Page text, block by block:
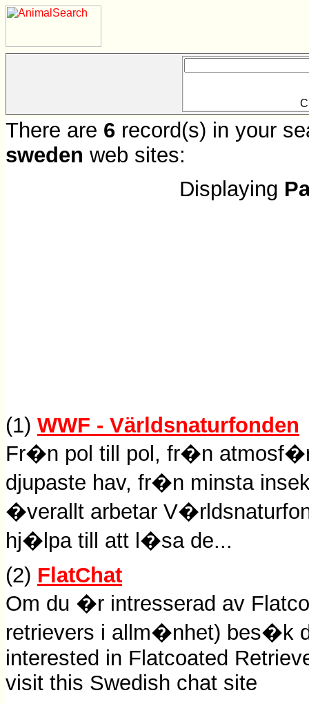
There are 6 record(s) in your
sweden web sites:
Displaying
(1) WWF - Världsnaturfonden
Fr�n pol till pol, fr�n
djupaste hav, fr�n minsta
�verallt arbetar
hj�lpa till att l�sa de...
(2) FlatChat
Om du �r intresserad av
retrievers i allm�nhet) bes�k
interested in Flatcoated
visit this Swedish chat site